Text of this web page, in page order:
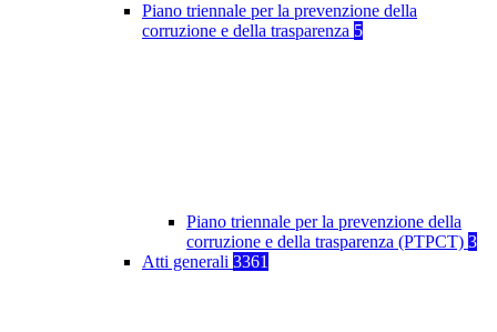
Piano triennale per la prevenzione della
corruzione e della trasparenza 5
Piano triennale per la prevenzione della
corruzione e della trasparenza (PTPCT) 3
Atti generali 3361